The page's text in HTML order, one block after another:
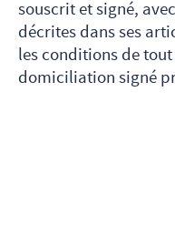
souscrit et signé,
décrites dans ses
les conditions de
domiciliation signé